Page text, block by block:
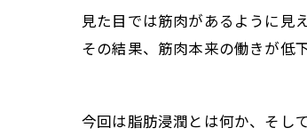
見た目では筋肉があるように見
その結果、筋肉本来の働きが低
今回は脂肪浸潤とは何か、そし